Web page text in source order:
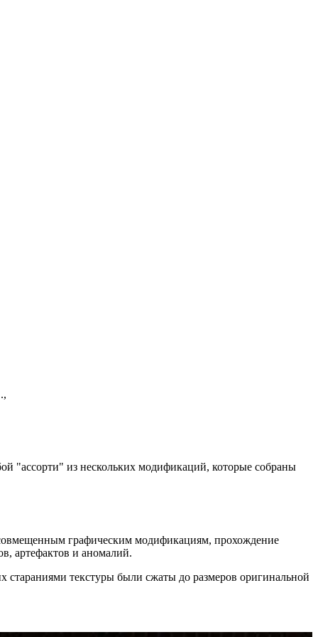
"ассорти" из нескольких модификаций, которые собраны
графическим модификациям, прохождение
артефактов и аномалий.
стараниями текстуры были сжаты до размеров оригинальной